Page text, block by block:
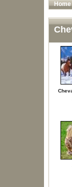
Home